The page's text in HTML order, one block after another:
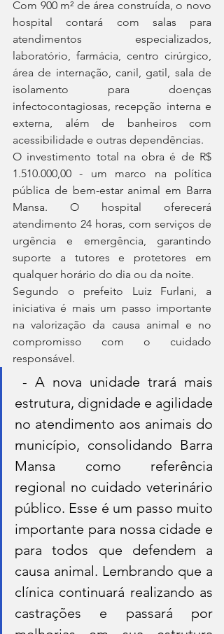
Com 900 m² de área construída, o novo
hospital contará com salas para
atendimentos especializados,
laboratório, farmácia, centro cirúrgico,
área de internação, canil, gatil, sala de
isolamento para doenças
infectocontagiosas, recepção interna e
externa, além de banheiros com
acessibilidade e outras dependências.
O investimento total na obra é de R$
1.510.000,00 - um marco na política
pública de bem-estar animal em Barra
Mansa. O hospital oferecerá
atendimento 24 horas, com serviços de
urgência e emergência, garantindo
suporte a tutores e protetores em
qualquer horário do dia ou da noite.
Segundo o prefeito Luiz Furlani, a
iniciativa é mais um passo importante
na valorização da causa animal e no
compromisso com o cuidado
responsável.
- A nova unidade trará mais
estrutura, dignidade e agilidade
no atendimento aos animais do
município, consolidando Barra
Mansa como referência
regional no cuidado veterinário
público. Esse é um passo muito
importante para nossa cidade e
para todos que defendem a
causa animal. Lembrando que a
clínica continuará realizando as
castrações e passará por